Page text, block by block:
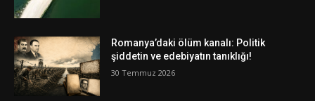
Romanya’daki ölüm kanalı: Politik
şiddetin ve edebiyatın tanıklığı!
30 Temmuz 2026